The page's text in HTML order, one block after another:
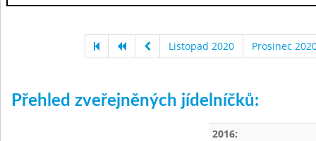
Listopad 2020 Prosinec
Přehled zveřejněných jídelníčků:
2016: